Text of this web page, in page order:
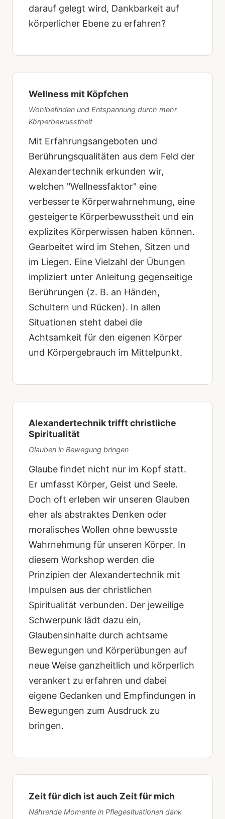
darauf gelegt wird, Dankbarkeit auf
körperlicher Ebene zu erfahren?
Wellness mit Köpfchen
Wohlbefinden und Entspannung durch mehr
Körperbewusstheit
Mit Erfahrungsangeboten und
Berührungsqualitäten aus dem Feld der
Alexandertechnik erkunden wir,
welchen "Wellnessfaktor" eine
verbesserte Körperwahrnehmung, eine
gesteigerte Körperbewusstheit und ein
explizites Körperwissen haben können.
Gearbeitet wird im Stehen, Sitzen und
im Liegen. Eine Vielzahl der Übungen
impliziert unter Anleitung gegenseitige
Berührungen (z. B. an Händen,
Schultern und Rücken). In allen
Situationen steht dabei die
Achtsamkeit für den eigenen Körper
und Körpergebrauch im Mittelpunkt.
Alexandertechnik trifft christliche
Spiritualität
Glauben in Bewegung bringen
Glaube findet nicht nur im Kopf statt.
Er umfasst Körper, Geist und Seele.
Doch oft erleben wir unseren Glauben
eher als abstraktes Denken oder
moralisches Wollen ohne bewusste
Wahrnehmung für unseren Körper. In
diesem Workshop werden die
Prinzipien der Alexandertechnik mit
Impulsen aus der christlichen
Spiritualität verbunden. Der jeweilige
Schwerpunk lädt dazu ein,
Glaubensinhalte durch achtsame
Bewegungen und Körperübungen auf
neue Weise ganzheitlich und körperlich
verankert zu erfahren und dabei
eigene Gedanken und Empfindungen in
Bewegungen zum Ausdruck zu
bringen.
Zeit für dich ist auch Zeit für mich
Nährende Momente in Pflegesituationen dank